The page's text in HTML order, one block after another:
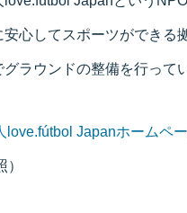
安心してスポーツができる
ラウンドの整備を行って
love.fútbol Japanホームペ
）